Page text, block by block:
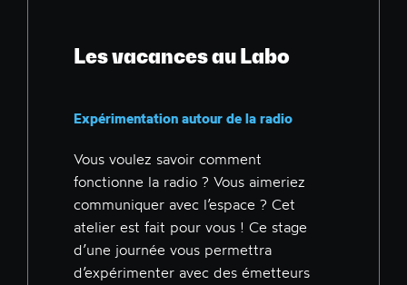
Les vacances au Labo
Expérimentation autour de la radio
Vous voulez savoir comment
fonctionne la radio ? Vous aimeriez
communiquer avec l’espace ? Cet
atelier est fait pour vous ! Ce stage
d’une journée vous permettra
d’expérimenter avec des émetteurs